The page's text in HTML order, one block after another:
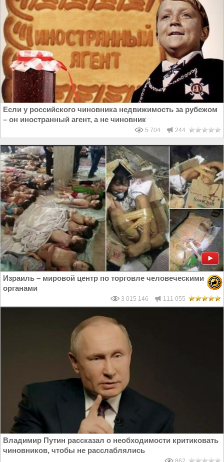
Если у российского чиновника недвижимость за рубежом
– он иностранный агент, а не чиновник
5 704 244
Израиль – мировой центр по торговле человеческими
органами
3 015 146 111 055
Владимир Путин рассказал о необходимости критиковать
чиновников, чтобы не расслаблялись